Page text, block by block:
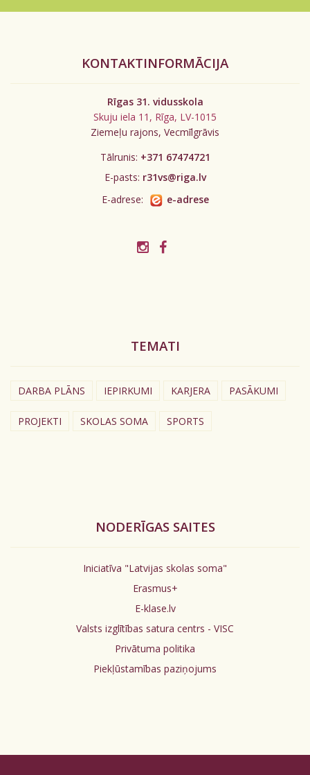
KONTAKTINFORMĀCIJA
Rīgas 31. vidusskola
Skuju iela 11, Rīga, LV-1015
Ziemeļu rajons, Vecmīlgrāvis
Tālrunis: +371 67474721
E-pasts: r31vs@riga.lv
E-adrese:
e-adrese
TEMATI
DARBA PLĀNS IEPIRKUMI KARJERA PASĀKUMI
PROJEKTI SKOLAS SOMA SPORTS
NODERĪGAS SAITES
Iniciatīva "Latvijas skolas soma"
Erasmus+
E-klase.lv
Valsts izglītības satura centrs - VISC
Privātuma politika
Piekļūstamības paziņojums